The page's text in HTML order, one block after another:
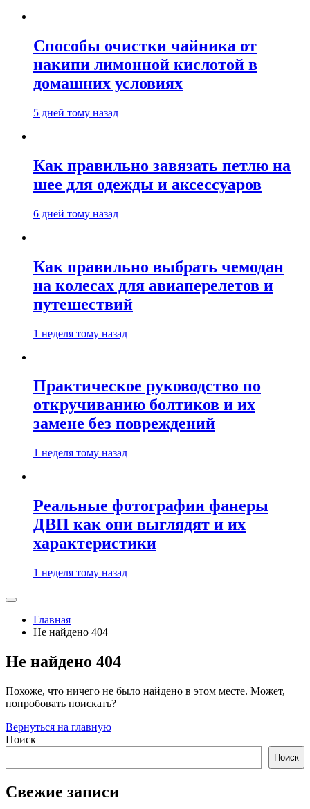
Способы очистки чайника от
накипи лимонной кислотой в
домашних условиях
5 дней тому назад
Как правильно завязать петлю на
шее для одежды и аксессуаров
6 дней тому назад
Как правильно выбрать чемодан
на колесах для авиаперелетов и
путешествий
1 неделя тому назад
Практическое руководство по
откручиванию болтиков и их
замене без повреждений
1 неделя тому назад
Реальные фотографии фанеры
ДВП как они выглядят и их
характеристики
1 неделя тому назад
Главная
Не найдено 404
Не найдено 404
Похоже, что ничего не было найдено в этом месте. Может,
попробовать поискать?
Вернуться на главную
Поиск
Поиск
Свежие записи